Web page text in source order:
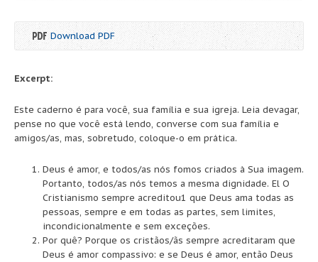
Download PDF
Excerpt:
Este caderno é para você, sua família e sua igreja. Leia devagar,
pense no que você está lendo, converse com sua família e
amigos/as, mas, sobretudo, coloque-o em prática.
Deus é amor, e todos/as nós fomos criados à Sua imagem.
Portanto, todos/as nós temos a mesma dignidade. El O
Cristianismo sempre acreditou1 que Deus ama todas as
pessoas, sempre e em todas as partes, sem limites,
incondicionalmente e sem exceções.
Por quê? Porque os cristãos/ãs sempre acreditaram que
Deus é amor compassivo: e se Deus é amor, então Deus